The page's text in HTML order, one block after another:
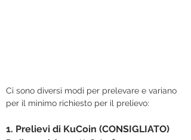
Ci sono diversi modi per prelevare e variano
per il minimo richiesto per il prelievo:
1. Prelievi di KuCoin (CONSIGLIATO)